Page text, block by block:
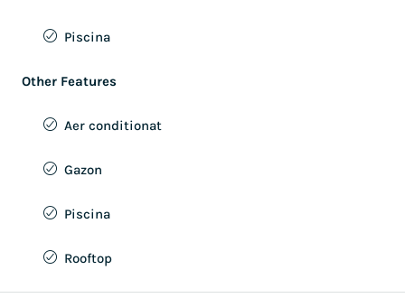
Piscina
Other Features
Aer conditionat
Gazon
Piscina
Rooftop